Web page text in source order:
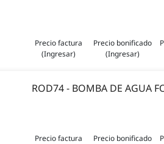
Precio factura
(Ingresar)
Precio bonificado
(Ingresar)
ROD74 - BOMBA DE AGUA
Precio factura
Precio bonificado